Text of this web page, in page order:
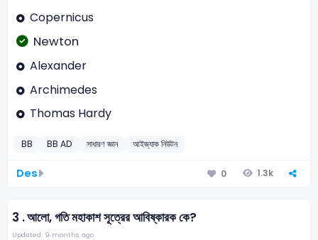
Copernicus
Newton
Alexander
Archimedes
Thomas Hardy
BB BB AD সাধারণ জ্ঞান আইজ্যাক নিউটন
Des 0 1.3k
3 .আলো, গতি মহাকাশ সূত্রের আবিষ্কারক কে?
Updated: 9 months ago